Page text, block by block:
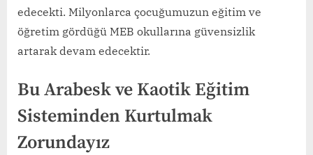
edecekti. Milyonlarca çocuğumuzun eğitim ve
öğretim gördüğü MEB okullarına güvensizlik
artarak devam edecektir.
Bu Arabesk ve Kaotik Eğitim
Sisteminden Kurtulmak
Zorundayız